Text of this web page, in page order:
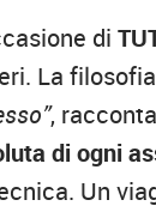
di
La
,
di ogni
Un